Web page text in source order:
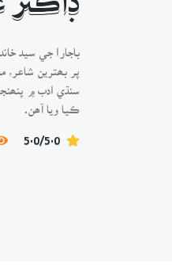
پر بھترين
سنڌي ادب ۾
ڪيا ويا آھن.
5.0/5.0